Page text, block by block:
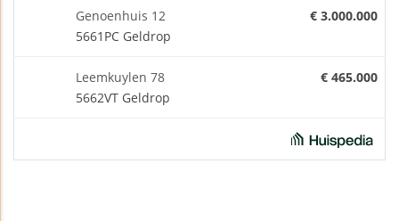
Genoenhuis 12
5661PC Geldrop
€ 3.000.000
Leemkuylen 78
5662VT Geldrop
€ 465.000